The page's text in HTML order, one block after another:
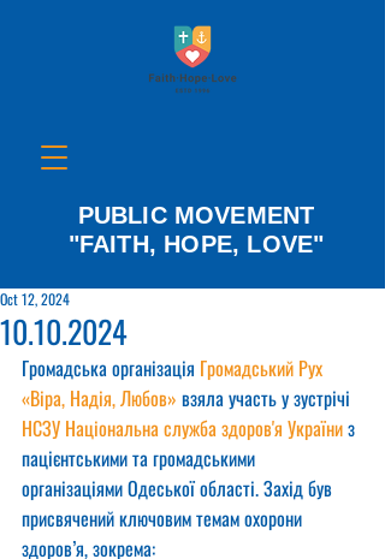
PUBLIC MOVEMENT
"FAITH, HOPE, LOVE"
10.10.2024
Oct 12, 2024
Громадська організація Громадський Рух
«Віра, Надія, Любов» взяла участь у зустрічі
НСЗУ Національна служба здоров'я України з
пацієнтськими та громадськими
організаціями Одеської області. Захід був
присвячений ключовим темам охорони
здоров’я, зокрема: